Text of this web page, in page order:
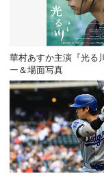
華村あすか主演『光る
ー＆場面写真